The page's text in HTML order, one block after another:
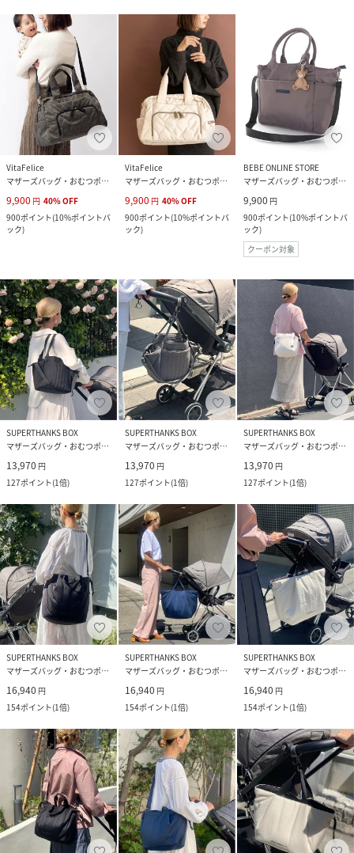
VitaFelice
マザーズバッグ・おむつポーチ
9,900 円 40%OFF
900ポイント(10%ポイントバ
ック)
VitaFelice
マザーズバッグ・おむつポーチ
9,900 円 40%OFF
900ポイント(10%ポイントバ
ック)
BEBE ONLINE STORE
マザーズバッグ・おむつポーチ
9,900 円
900ポイント(10%ポイントバ
ック)
クーポン対象
SUPERTHANKS BOX
マザーズバッグ・おむつポーチ
13,970 円
127ポイント(1倍)
SUPERTHANKS BOX
マザーズバッグ・おむつポーチ
13,970 円
127ポイント(1倍)
SUPERTHANKS BOX
マザーズバッグ・おむつポーチ
13,970 円
127ポイント(1倍)
SUPERTHANKS BOX
マザーズバッグ・おむつポーチ
16,940 円
154ポイント(1倍)
SUPERTHANKS BOX
マザーズバッグ・おむつポーチ
16,940 円
154ポイント(1倍)
SUPERTHANKS BOX
マザーズバッグ・おむつポーチ
16,940 円
154ポイント(1倍)